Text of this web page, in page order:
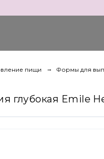
пищи Формы для
глубокая Emile